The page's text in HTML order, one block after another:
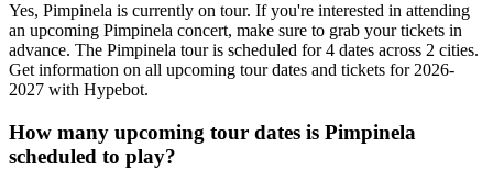
Yes, Pimpinela is currently on tour. If you're interested in attending
an upcoming Pimpinela concert, make sure to grab your tickets in
advance. The Pimpinela tour is scheduled for 4 dates across 2 cities.
Get information on all upcoming tour dates and tickets for 2026-
2027 with Hypebot.
How many upcoming tour dates is Pimpinela
scheduled to play?